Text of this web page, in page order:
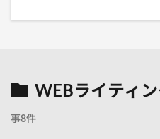
WEBライティ
事8件